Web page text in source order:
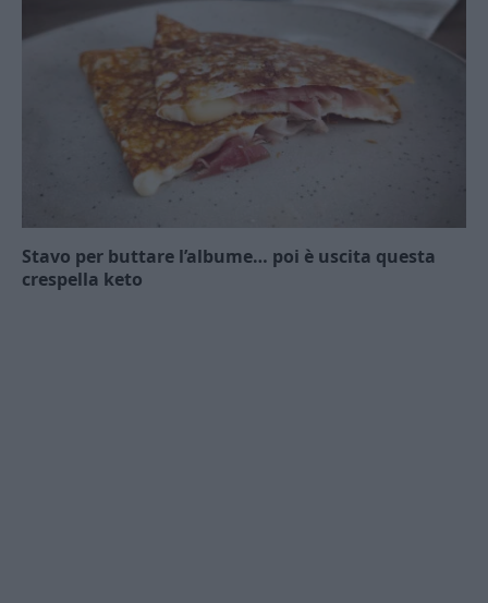
Stavo per buttare l’albume… poi è uscita questa
crespella keto